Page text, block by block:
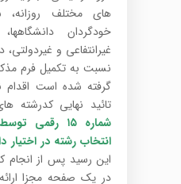
های مختلف
خودگردان
غیرانتفاعی و
نسبت به تکمیل فرم
گرفته شده است
تائید نهایی کدرشته
شماره ۱۵
انتخاب رشته در
این رسید پس از انجام
در یک صفحه مجزا